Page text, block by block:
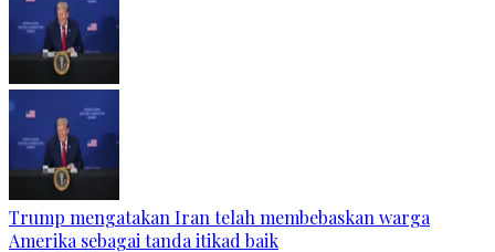
Trump mengatakan Iran telah membebaskan warga
Amerika sebagai tanda itikad baik